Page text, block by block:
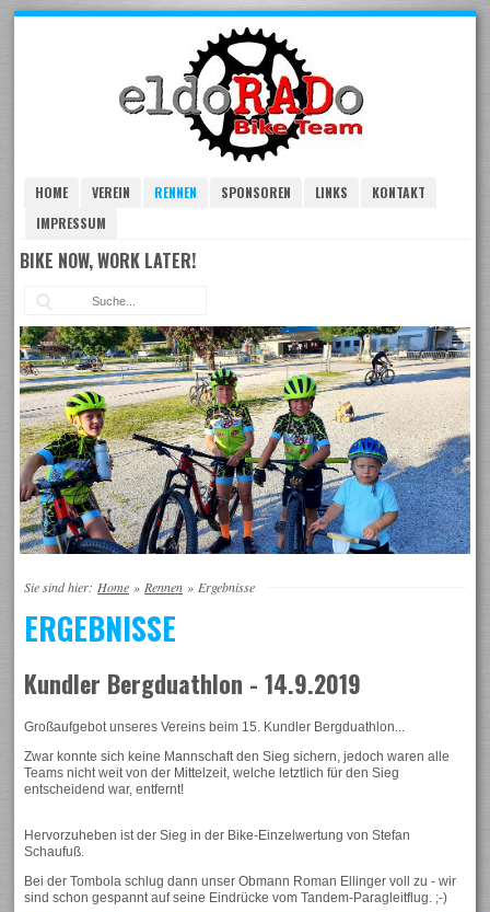
HOME VEREIN RENNEN SPONSOREN LINKS
KONTAKT
IMPRESSUM
BIKE NOW, WORK LATER!
Sie sind hier: Home » Rennen » Ergebnisse
ERGEBNISSE
Kundler Bergduathlon - 14.9.2019
Großaufgebot unseres Vereins beim 15. Kundler Bergduathlon...
Zwar konnte sich keine Mannschaft den Sieg sichern, jedoch waren alle
Teams nicht weit von der Mittelzeit, welche letztlich für den Sieg
entscheidend war, entfernt!
Hervorzuheben ist der Sieg in der Bike-Einzelwertung von Stefan
Schaufuß.
Bei der Tombola schlug dann unser Obmann Roman Ellinger voll zu - wir
sind schon gespannt auf seine Eindrücke vom Tandem-Paragleitflug. ;-)